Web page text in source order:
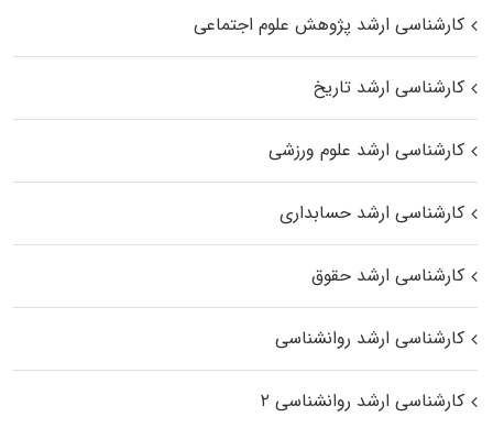
کارشناسی ارشد پژوهش علوم اجتماعی
کارشناسی ارشد تاریخ
کارشناسی ارشد علوم ورزشی
کارشناسی ارشد حسابداری
کارشناسی ارشد حقوق
کارشناسی ارشد روانشناسی
کارشناسی ارشد روانشناسی ۲